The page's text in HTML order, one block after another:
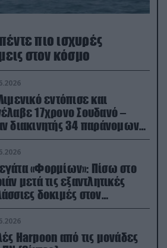
πιο ισχυρές
στον κόσμο
εντόπισε και
17χρονο Σουδανό –
διακινητής 34 παράνομων
«Φορμίων»: Πίσω στο
μετά τις εξαντλητικές
δοκιμές στον
Βισκαϊκό
Harpoon από τις μονάδες